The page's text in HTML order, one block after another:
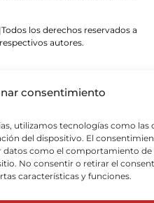
consentimiento
utilizamos tecnologías como las
del dispositivo. El
como el comportamiento de
No consentir o retirar el
características y funciones.
los derechos reservados a
autores.